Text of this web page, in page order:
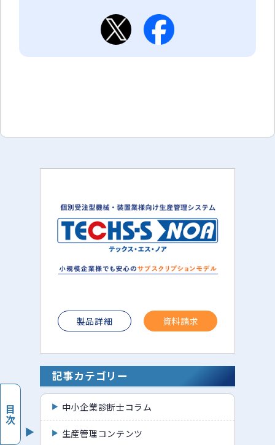
目次
製品詳細 資料請求
記事カテゴリー
中小企業診断士コラム
生産管理コンテンツ